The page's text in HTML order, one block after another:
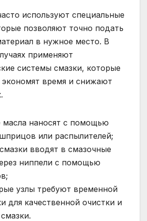
используют специальные
позволяют точно подать
в нужное место. В
применяют
системы смазки, которые
экономят время и снижают
наносят с помощью
или распылителей;
вводят в смазочные
ниппели с помощью
узлы требуют временной
для качественной очистки и